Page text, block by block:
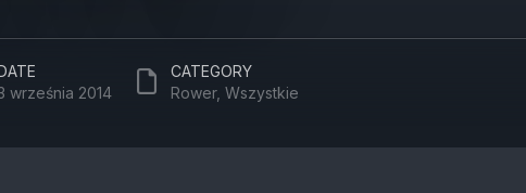
września 2014
CATEGORY
Rower, Wszystkie